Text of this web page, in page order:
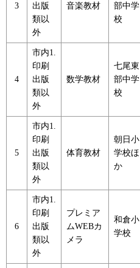
3
出版
類以
外
音楽教材
部中学
校
4
市内1.
印刷
出版
類以
外
数学教材
七尾東
部中学
校
5
市内1.
印刷
出版
類以
外
体育教材
朝日小
学校ほ
か
6
市内1.
印刷
出版
類以
外
プレミア
ムWEBカ
メラ
和倉小
学校